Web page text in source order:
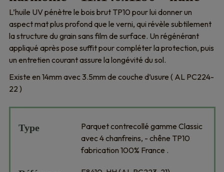
L’huile UV pénètre le bois brut TP10 pour lui donner un
aspect mat plus profond que le verni, qui révèle subtilement
la structure du grain sans film de surface. Un régénérant
appliqué après pose suffit pour compléter la protection, puis
un entretien courant assure la longévité du sol.
Existe en 14mm avec 3.5mm de couche d’usure ( AL PC224-
22 )
Type
Parquet contrecollé gamme Classic
avec 4 chanfreins, - chêne TP10
fabrication 100% France .